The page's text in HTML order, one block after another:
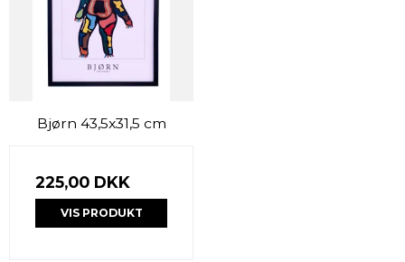
Bjørn 43,5x31,5 cm
225,00 DKK
VIS PRODUKT